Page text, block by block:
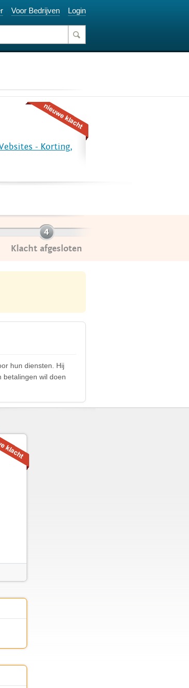
Voor Bedrijven Login
- Korting,
Klacht afgesloten
hun diensten. Hij
betalingen wil doen